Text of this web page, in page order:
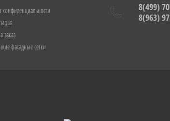
конфиденциальности
заказ
фасадные сетки
8(499)
8(963)